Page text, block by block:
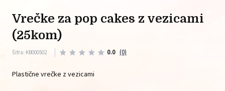
vrečke za pop cakes z vezicami
(25kom)
Šifra: KB000502 0.0 (0)
Plastične vrečke z vezicami